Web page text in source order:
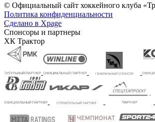
© Официальный сайт хоккейного клуба
Политика конфиденциальности
Сделано в Xpage
Спонсоры и партнеры
ХК Трактор